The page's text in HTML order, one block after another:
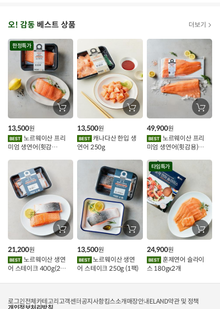
아
시
인
이
트
오! 감동 베스트 상품 더보기
한정특가
장
바
에
담
노르웨이산 프리
미엄 생연어(횟감
13,500원
장
바
에
담
연어 250g
13,500원
장
바
에
담
기
미엄 생연어(횟감용)
49,900원
장
바
에
담
기
노르웨이산 생연
어 스테이크 400g(2조
21,200원
장
바
에
담
기
노르웨이산 생연
어 스테이크 250g (1팩)
13,500원
타임특가
장
바
에
담
스 180gx2개
24,900원
로그인전체카테고리고객센터공지사항킴스소개매장안내ELAND약관 및 정책